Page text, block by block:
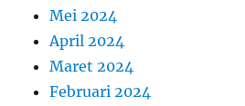
Mei 2024
April 2024
Maret 2024
Februari 2024